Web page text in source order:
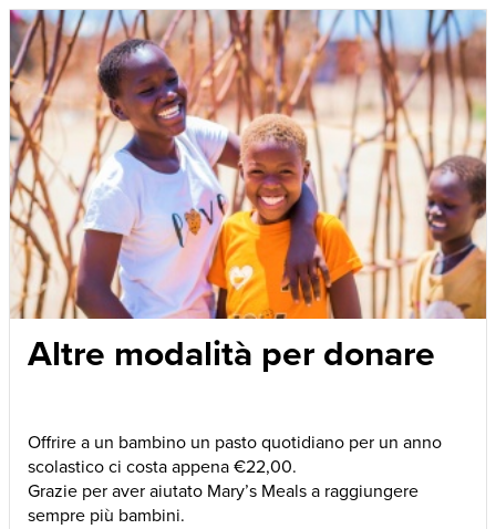
Altre modalità per donare
Offrire a un bambino un pasto quotidiano per un anno
scolastico ci costa appena €22,00.
Grazie per aver aiutato Mary’s Meals a raggiungere
sempre più bambini.